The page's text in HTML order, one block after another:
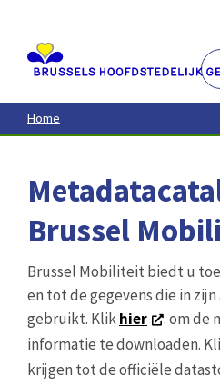
contenu
principal
Home
Brussel
Brussel Mobiliteit biedt u
en tot de gegevens die in
gebruikt. Klikhier
. om de
informatie te downloaden.
krijgen tot de officiële